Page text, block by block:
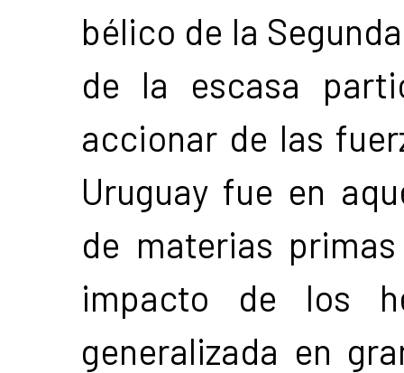
bélico de la
de la escasa
accionar de las
Uruguay fue en
de materias
impacto de los
generalizada en